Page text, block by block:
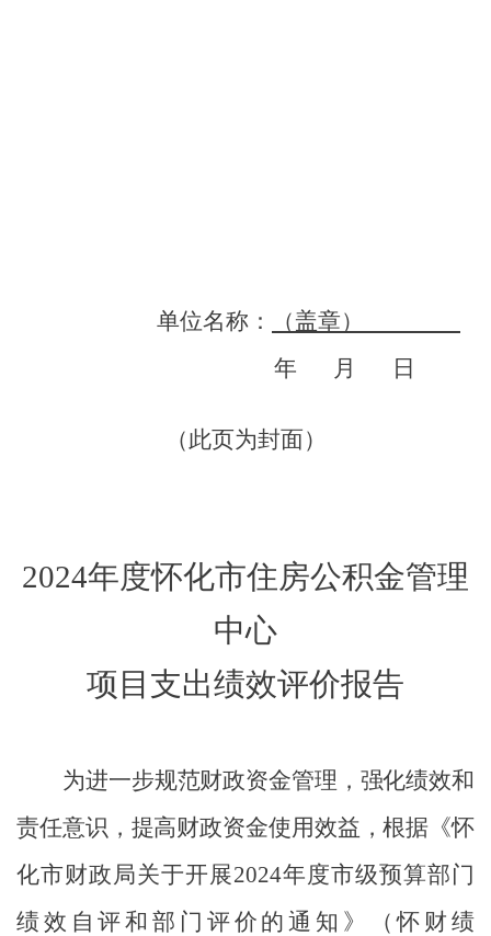
单位名称：
（盖章）
年
月 日
（此页为封面）
2024年度怀化市住房公积金管理
中心
项目支出绩效评价报告
为进一步规范财政资金管理，强化绩效和
责任意识，提高财政资金使用效益，根据《怀
化市财政局关于开展2024年度市级预算部门
绩效自评和部门评价的通知》（怀财绩